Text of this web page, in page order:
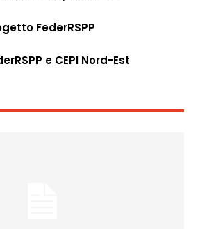
FederRSPP
e CEPI Nord-Est